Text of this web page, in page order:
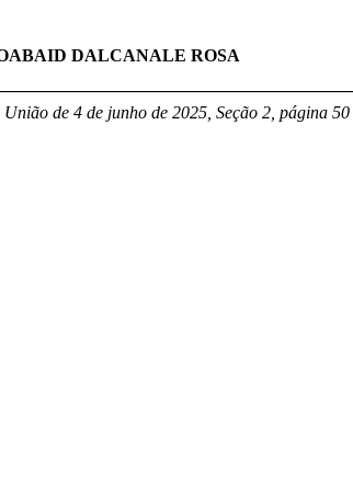
DALCANALE ROSA
de 4 de junhode 2025, Seção 2, página 50